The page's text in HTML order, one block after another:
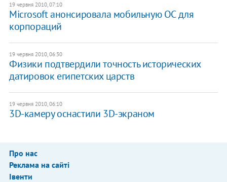
19 червня 2010, 07:10
Microsoft анонсировала мобильную ОС для
корпораций
19 червня 2010, 06:30
Физики подтвердили точность исторических
датировок египетских царств
19 червня 2010, 06:10
3D-камеру оснастили 3D-экраном
Про нас
Реклама на сайті
Івенти